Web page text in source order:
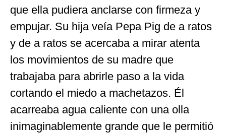
que ella pudiera anclarse con firmeza y
empujar. Su hija veía Pepa Pig de a ratos
y de a ratos se acercaba a mirar atenta
los movimientos de su madre que
trabajaba para abrirle paso a la vida
cortando el miedo a machetazos. Él
acarreaba agua caliente con una olla
inimaginablemente grande que le permitió